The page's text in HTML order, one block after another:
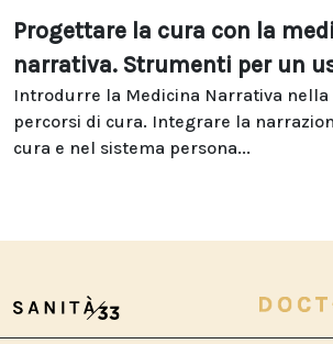
Progettare la cura con la
narrativa. Strumenti per un
Introdurre la Medicina Narrativa
percorsi di cura. Integrare la
cura e nel sistema persona...